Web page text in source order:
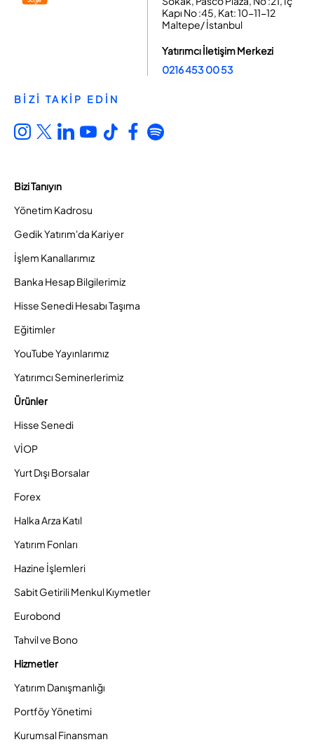
Kapı No :45, Kat: 10-11-12
Maltepe/ İstanbul
Yatırımcı İletişim Merkezi
0216 453 00 53
BİZİ TAKİP EDİN
Bizi Tanıyın
Yönetim Kadrosu
Gedik Yatırım'da Kariyer
İşlem Kanallarımız
Banka Hesap Bilgilerimiz
Hisse Senedi Hesabı Taşıma
Eğitimler
YouTube Yayınlarımız
Yatırımcı Seminerlerimiz
Ürünler
Hisse Senedi
VİOP
Yurt Dışı Borsalar
Forex
Halka Arza Katıl
Yatırım Fonları
Hazine İşlemleri
Sabit Getirili Menkul Kıymetler
Eurobond
Tahvil ve Bono
Hizmetler
Yatırım Danışmanlığı
Portföy Yönetimi
Kurumsal Finansman